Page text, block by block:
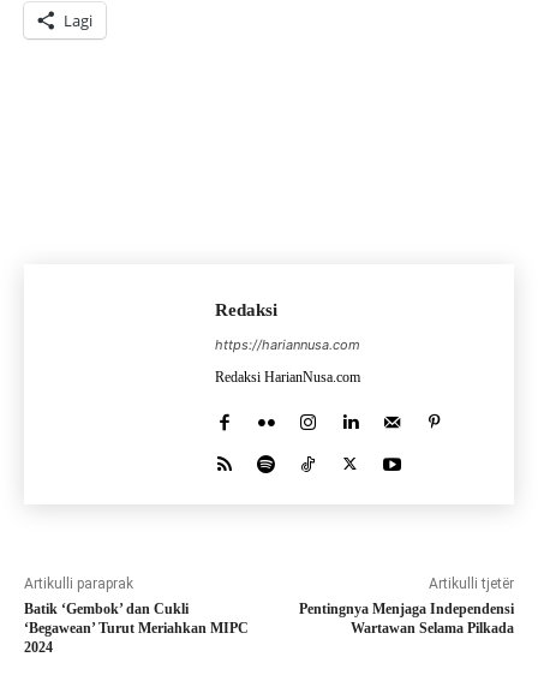
Lagi
Redaksi
https://hariannusa.com
Redaksi HarianNusa.com
Artikulli paraprak
Batik ‘Gembok’ dan Cukli
‘Begawean’ Turut Meriahkan MIPC
2024
Artikulli tjetër
Pentingnya Menjaga Independensi
Wartawan Selama Pilkada